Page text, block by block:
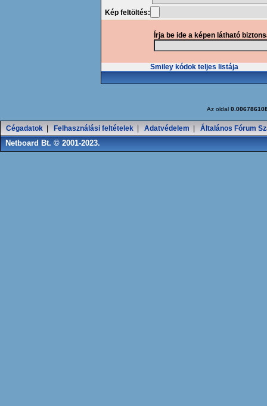
Kép feltöltés:
Írja be ide a képen látható
Smiley kódok teljes listája
Az oldal
Cégadatok Felhasználási feltételek Adatvédelem Általános Fórum
Netboard Bt. © 2001-2023.